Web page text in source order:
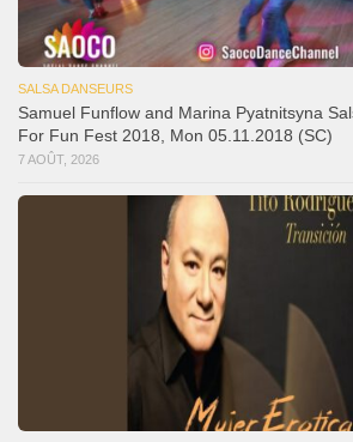
SALSA DANSEURS
Samuel Funflow and Marina Pyatnitsyna
For Fun Fest 2018, Mon 05.11.2018 (SC)
7 AOÛT, 2026